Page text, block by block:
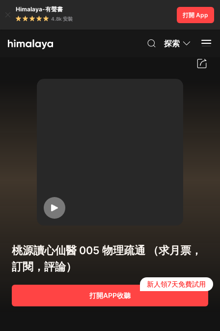
Himalaya-有聲書
4.8k 安裝
打開 App
探索
桃源讀心仙醫 005 物理疏通 （求月票，
訂閱，評論）
打開APP收聽
新人領7天免費試用